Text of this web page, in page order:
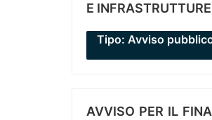
E
Tipo: Avviso
AVVISO PER IL